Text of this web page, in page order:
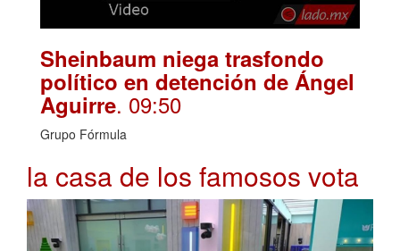
Sheinbaum niega trasfondo
político en detención de Ángel
Aguirre. 09:50
Grupo Fórmula
la casa de los famosos vota